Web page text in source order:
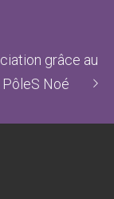
grâce au
PôleS Noé